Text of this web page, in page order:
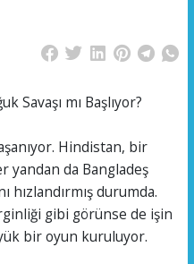
Savaşı mı Başlıyor?
Hindistan, bir
yandan da Bangladeş
hızlandırmış durumda.
gibi görünse de işin
bir oyun kuruluyor.